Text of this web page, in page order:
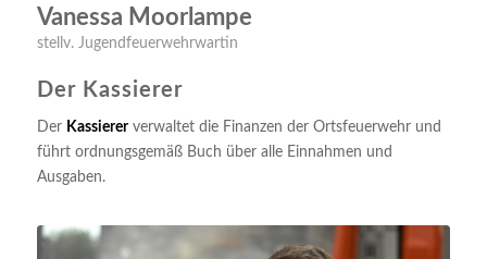
Vanessa Moorlampe
stellv. Jugendfeuerwehrwartin
Der Kassierer
Der Kassiererverwaltet die Finanzen der Ortsfeuerwehr und
führt ordnungsgemäß Buch über alle Einnahmen und
Ausgaben.